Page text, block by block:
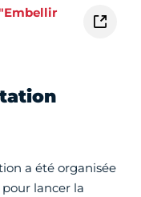
a été organisée
pour lancer la